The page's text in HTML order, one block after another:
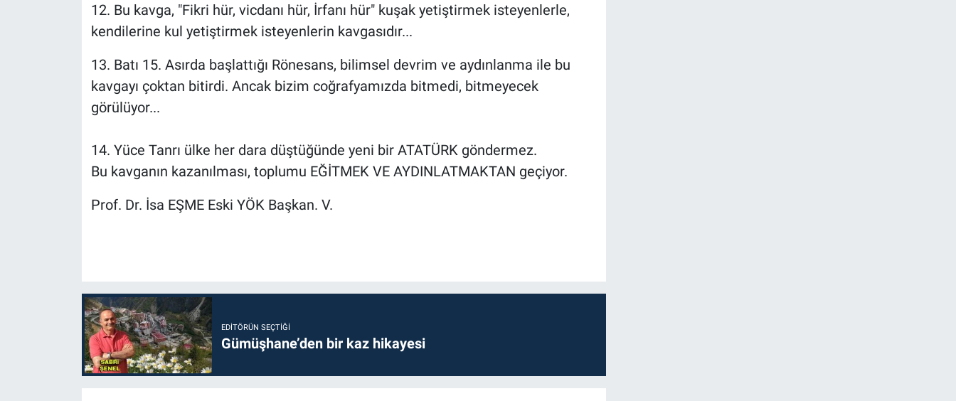
12. Bu kavga, "Fikri hür, vicdanı hür, İrfanı hür" kuşak yetiştirmek isteyenlerle,
kendilerine kul yetiştirmek isteyenlerin kavgasıdır...
13. Batı 15. Asırda başlattığı Rönesans, bilimsel devrim ve aydınlanma ile bu
kavgayı çoktan bitirdi. Ancak bizim coğrafyamızda bitmedi, bitmeyecek
görülüyor...
14. Yüce Tanrı ülke her dara düştüğünde yeni bir ATATÜRK göndermez.
Bu kavganın kazanılması, toplumu EĞİTMEK VE AYDINLATMAKTAN geçiyor.
Prof. Dr. İsa EŞME Eski YÖK Başkan. V.
EDITÖRÜN SEÇTIĞI
Gümüşhane’den bir kaz hikayesi